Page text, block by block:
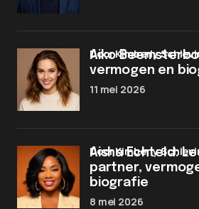
Aiko
vermogen en
door Kimberly
11 mei 2026
Aisha Echteld:
partner,
biografie
door Kimberly
8 mei 2026